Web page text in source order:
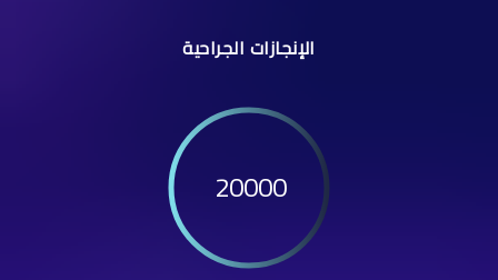
الإنجازات الجراحية
20000